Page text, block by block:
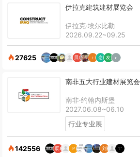
伊拉克建筑建材展览会
伊拉克·埃尔比勒
2026.09.22~09.25
27625
南非五大行业建材展览会
南非·约翰内斯堡
2027.06.08~06.10
行业专业展
142556